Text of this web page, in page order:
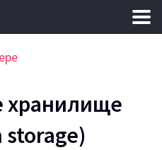
хранилище
storage)